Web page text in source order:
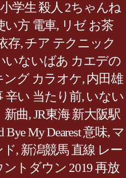
小学生 殺人 2ちゃんね
い方 電車, リゼ お茶
存,チア テクニック
いないばあ カエデの
ング カラオケ, 内田雄
辛い 当たり前, いない
新曲,JR東海 新大阪駅
Bye My Dearest 意味, マ
ド, 新潟競馬 直線 レー
トダウン 2019 再放